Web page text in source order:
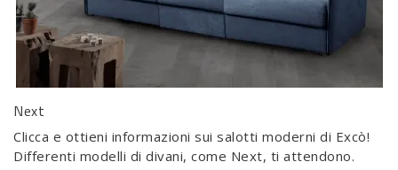
Next
Clicca e ottieni informazioni sui salotti moderni di Excò!
Differenti modelli di divani, come Next, ti attendono.